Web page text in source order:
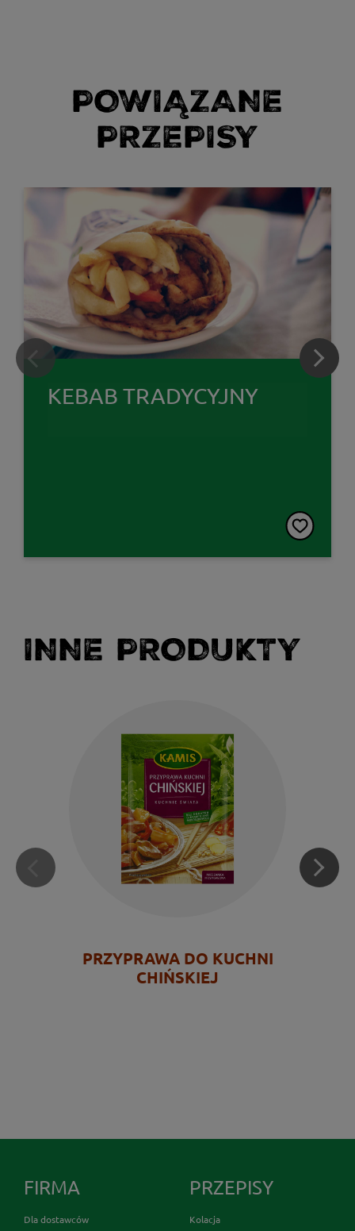
POWIĄZANE
PRZEPISY
KEBAB TRADYCYJNY
INNE PRODUKTY
PRZYPRAWA DO KUCHNI
CHIŃSKIEJ
FIRMA
Dla dostawców
PRZEPISY
Kolacja